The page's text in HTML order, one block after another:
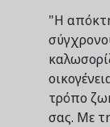
"Η
τρόπο
σας. Με